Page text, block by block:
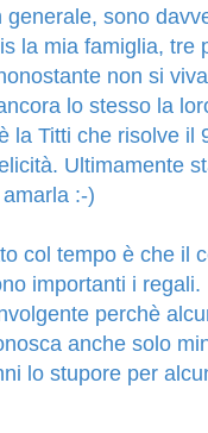
sono
la mia famiglia, tre
non si
lo stesso la
la Titti che risolve il
Ultimamente
:-)
col tempo è che il
importanti i
perchè
anche solo
lo stupore per